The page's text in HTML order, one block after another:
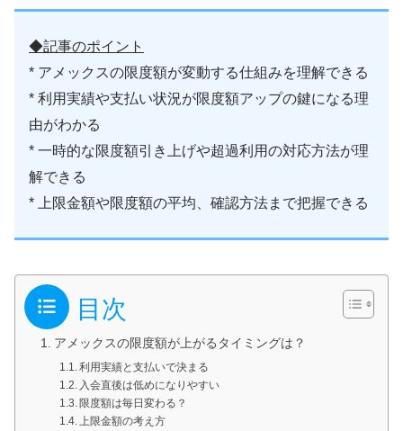
◆記事のポイント
* アメックスの限度額が変動する仕組みを理解できる
* 利用実績や支払い状況が限度額アップの鍵になる理
由がわかる
* 一時的な限度額引き上げや超過利用の対応方法が理
解できる
* 上限金額や限度額の平均、確認方法まで把握できる
目次
アメックスの限度額が上がるタイミングは？
利用実績と支払いで決まる
入会直後は低めになりやすい
限度額は毎日変わる？
上限金額の考え方